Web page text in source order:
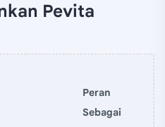
Pevita
Peran
Sebagai